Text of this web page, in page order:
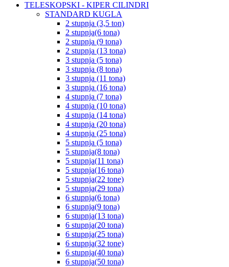
TELESKOPSKI - KIPER CILINDRI
STANDARD KUGLA
2 stupnja (3,5 ton)
2 stupnja(6 tona)
2 stupnja (9 tona)
2 stupnja (13 tona)
3 stupnja (5 tona)
3 stupnja (8 tona)
3 stupnja (11 tona)
3 stupnja (16 tona)
4 stupnja (7 tona)
4 stupnja (10 tona)
4 stupnja (14 tona)
4 stupnja (20 tona)
4 stupnja (25 tona)
5 stupnja (5 tona)
5 stupnja(8 tona)
5 stupnja(11 tona)
5 stupnja(16 tona)
5 stupnja(22 tone)
5 stupnja(29 tona)
6 stupnja(6 tona)
6 stupnja(9 tona)
6 stupnja(13 tona)
6 stupnja(20 tona)
6 stupnja(25 tona)
6 stupnja(32 tone)
6 stupnja(40 tona)
6 stupnja(50 tona)